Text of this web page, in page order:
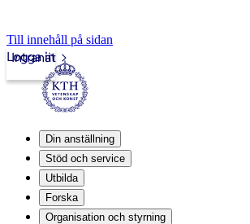
Till innehåll på sidan
Intranät
Logga in
Din anställning
Stöd och service
Utbilda
Forska
Organisation och styrning